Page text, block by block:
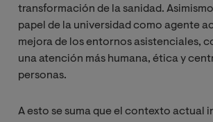
transformación de la sanidad.
papel de la universidad como agente
mejora de los entornos asistenciales,
una atención más humana, ética y
personas.
A esto se suma que el contexto actual